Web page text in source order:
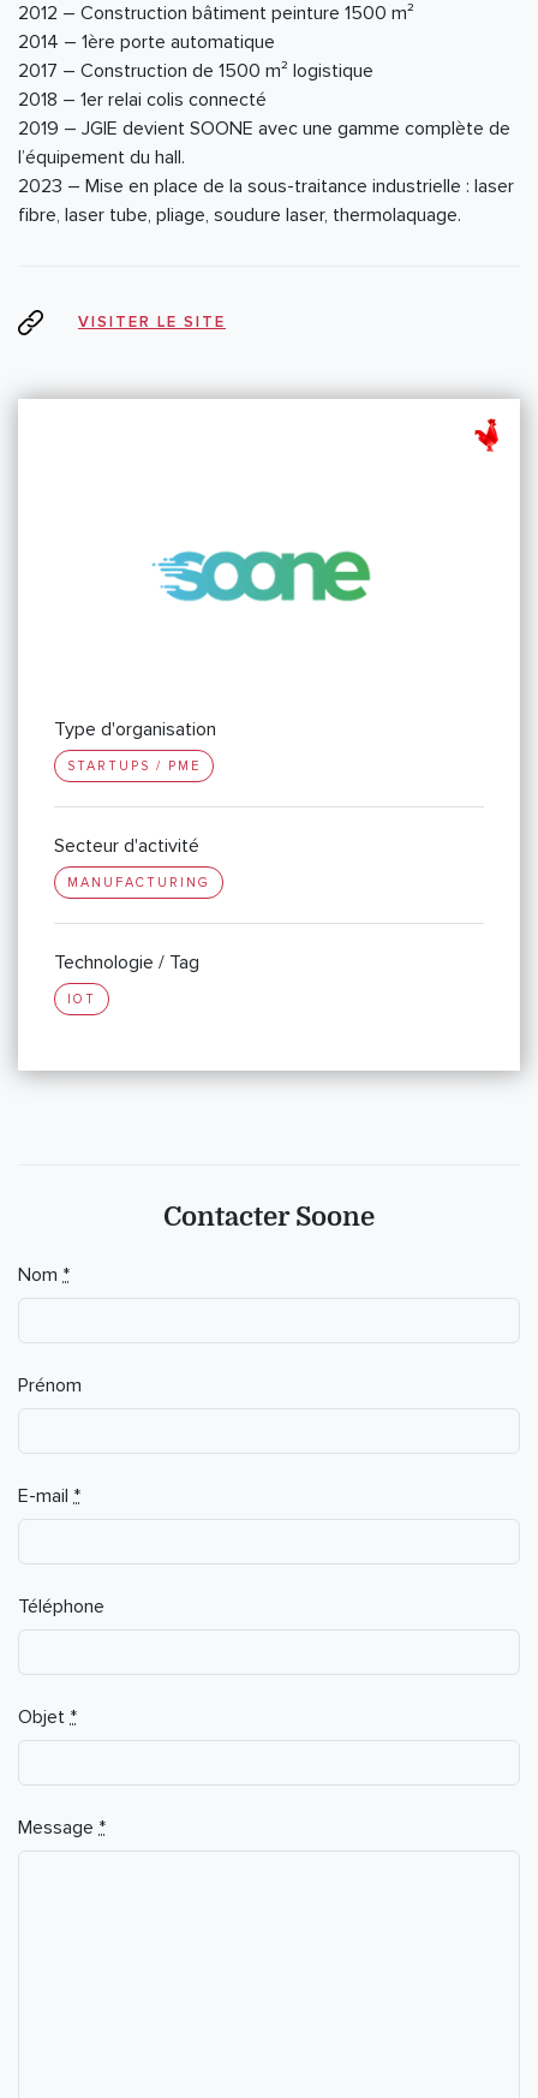
2012 – Construction bâtiment peinture 1500 m²
2014 – 1ère porte automatique
2017 – Construction de 1500 m² logistique
2018 – 1er relai colis connecté
2019 – JGIE devient SOONE avec une gamme complète de
l’équipement du hall.
2023 – Mise en place de la sous-traitance industrielle : laser
fibre, laser tube, pliage, soudure laser, thermolaquage.
VISITER LE SITE
Type d'organisation
STARTUPS / PME
Secteur d'activité
MANUFACTURING
Technologie / Tag
IOT
Contacter Soone
If you
are a
this
field
Nom *
Prénom
E-mail *
Téléphone
Objet *
Message *